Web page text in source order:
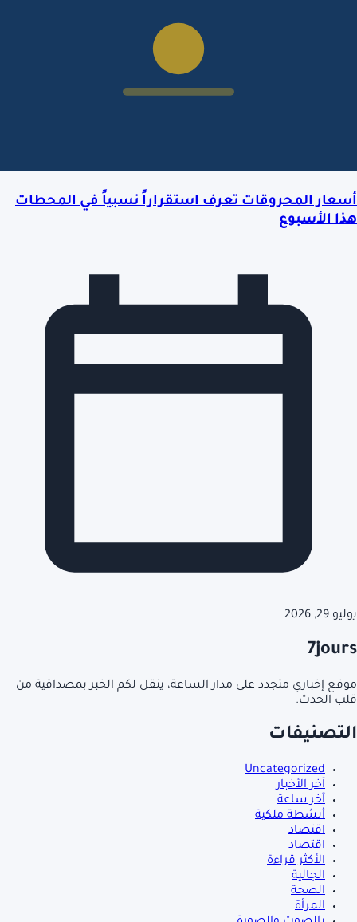
أسعار المحروقات تعرف استقراراً نسبياً في المحطات
هذا الأسبوع
يوليو 29, 2026
7jours
موقع إخباري متجدد على مدار الساعة، ينقل لكم الخبر بمصداقية من
قلب الحدث.
التصنيفات
Uncategorized
آخر الأخبار
آخر ساعة
أنشطة ملكية
اقتصاد
اقتصاد
الأكثر قراءة
الجالية
الصحة
المرأة